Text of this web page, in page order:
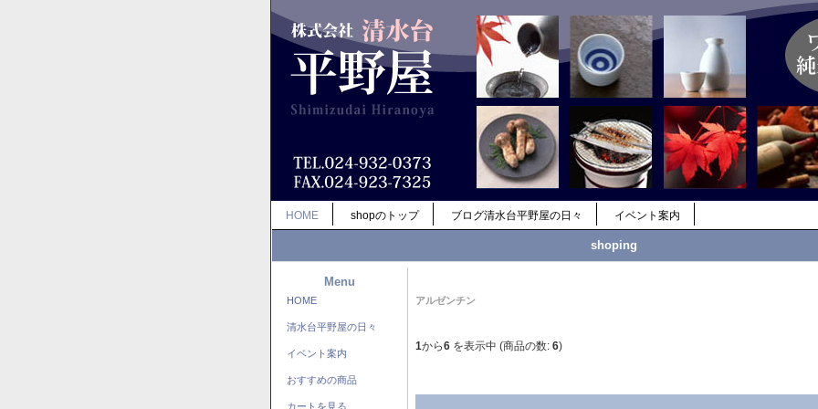
HOME shopのトップ ブログ清水台平野屋の日々 イベント案内
shoping
Menu
HOME
清水台平野屋の日々
イベント案内
おすすめの商品
カートを見る
アルゼンチン
1から6 を表示中 (商品の数: 6)